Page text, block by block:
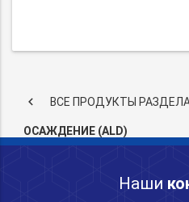
keyboard_arrow_left ВСЕ ПРОДУКТЫ
ОСАЖДЕНИЕ (ALD)
Наши